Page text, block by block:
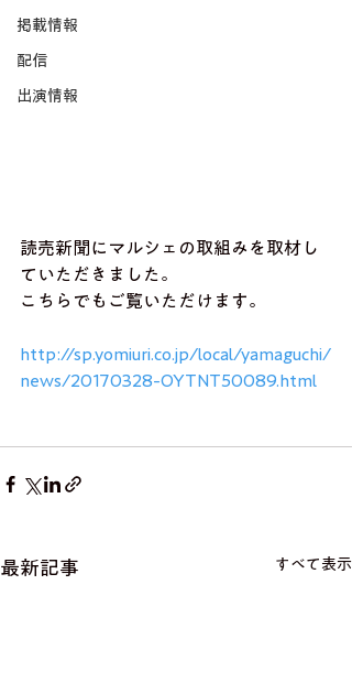
掲載情報
配信
出演情報
読売新聞にマルシェの取組みを取材し
ていただきました。
こちらでもご覧いただけます。
http://sp.yomiuri.co.jp/local/yamaguchi/
news/20170328-OYTNT50089.html
最新記事 すべて表示